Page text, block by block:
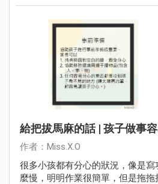
給把拔馬麻的話 | 孩子做事
作者：Miss.X.O
很多小孩都有分心的狀況，像是
麼慢，明明作業很簡單，但是拖拖